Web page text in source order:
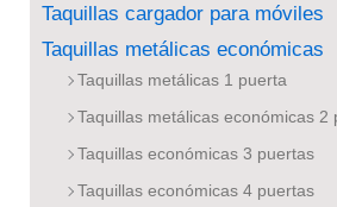
Taquillas cargador para móviles
Taquillas metálicas económicas
Taquillas metálicas 1 puerta
Taquillas metálicas económicas 2
Taquillas económicas 3 puertas
Taquillas económicas 4 puertas